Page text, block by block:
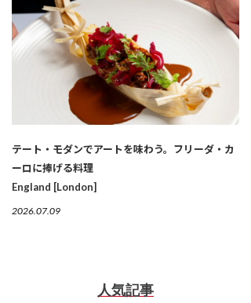
テート・モダンでアートを味わう。フリーダ・カ
ーロに捧げる料理
England [London]
2026.07.09
人気記事